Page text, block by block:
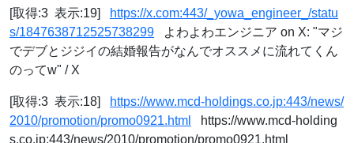
[取得:3 表示:19]
https://x.com:443/_yowa_engineer_/statu
s/1847638712525738299 よわよわエンジニア on X: "マジ
でデブとジジイの結婚報告がなんでオススメに流れてくん
のってw" / X
[取得:3 表示:18]
https://www.mcd-holdings.co.jp:443/news/
2010/promotion/promo0921.html
https://www.mcd-holding
s.co.jp:443/news/2010/promotion/promo0921.html